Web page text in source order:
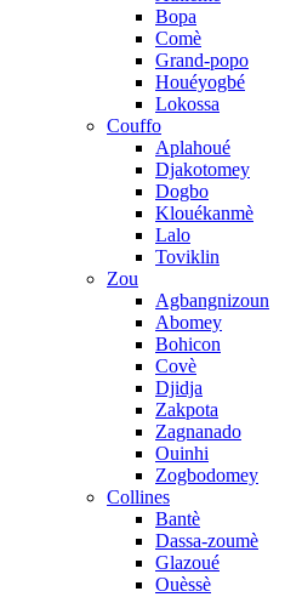
Bopa
Comè
Grand-popo
Houéyogbé
Lokossa
Couffo
Aplahoué
Djakotomey
Dogbo
Klouékanmè
Lalo
Toviklin
Zou
Agbangnizoun
Abomey
Bohicon
Covè
Djidja
Zakpota
Zagnanado
Ouinhi
Zogbodomey
Collines
Bantè
Dassa-zoumè
Glazoué
Ouèssè